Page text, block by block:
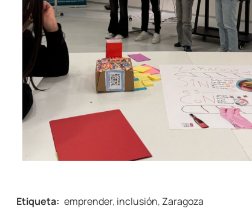
Etiqueta: emprender, inclusión, Zaragoza